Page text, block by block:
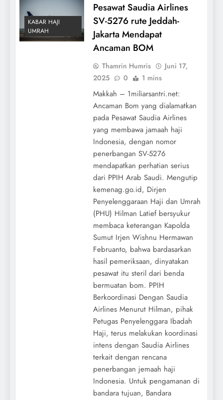
KABAR HAJI
UMRAH
Pesawat Saudia Airlines
SV-5276 rute Jeddah-
Jakarta Mendapat
Ancaman BOM
Thamrin Humris
Juni 17,
2025
0 1 mins
Makkah – 1miliarsantri.net:
Ancaman Bom yang dialamatkan
pada Pesawat Saudia Airlines
yang membawa jamaah haji
Indonesia, dengan nomor
penerbangan SV-5276
mendapatkan perhatian serius
dari PPIH Arab Saudi. Mengutip
kemenag.go.id, Dirjen
Penyelenggaraan Haji dan Umrah
(PHU) Hilman Latief bersyukur
membaca keterangan Kapolda
Sumut Irjen Wishnu Hermawan
Februanto, bahwa bardasarkan
hasil pemeriksaan, dinyatakan
pesawat itu steril dari benda
bermuatan bom. PPIH
Berkoordinasi Dengan Saudia
Airlines Menurut Hilman, pihak
Petugas Penyelenggara Ibadah
Haji, terus melakukan koordinasi
intens dengan Saudia Airlines
terkait dengan rencana
penerbangan jemaah haji
Indonesia. Untuk pengamanan di
bandara tujuan, Bandara